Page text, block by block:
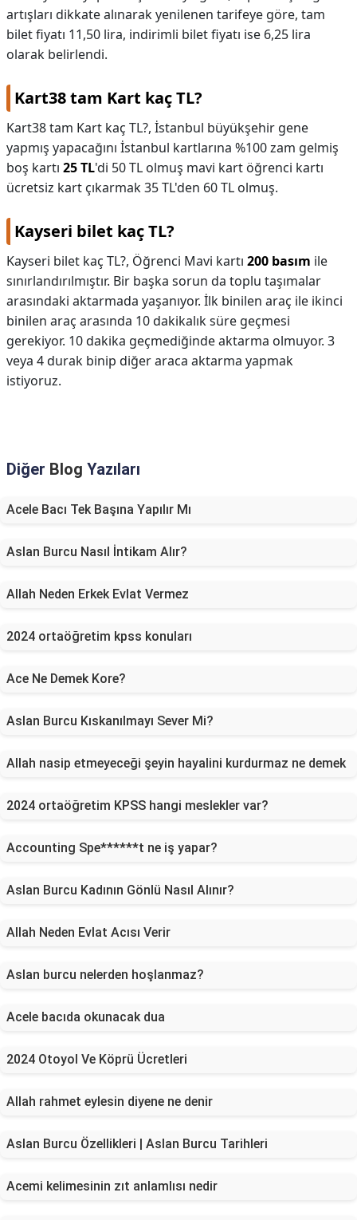
artışları dikkate alınarak yenilenen tarifeye göre, tam
bilet fiyatı 11,50 lira, indirimli bilet fiyatı ise 6,25 lira
olarak belirlendi.
Kart38 tam Kart kaç TL?
Kart38 tam Kart kaç TL?, İstanbul büyükşehir gene
yapmış yapacağını İstanbul kartlarına %100 zam gelmiş
boş kartı 25 TL'di 50 TL olmuş mavi kart öğrenci kartı
ücretsiz kart çıkarmak 35 TL'den 60 TL olmuş.
Kayseri bilet kaç TL?
Kayseri bilet kaç TL?, Öğrenci Mavi kartı 200 basım ile
sınırlandırılmıştır. Bir başka sorun da toplu taşımalar
arasındaki aktarmada yaşanıyor. İlk binilen araç ile ikinci
binilen araç arasında 10 dakikalık süre geçmesi
gerekiyor. 10 dakika geçmediğinde aktarma olmuyor. 3
veya 4 durak binip diğer araca aktarma yapmak
istiyoruz.
Diğer Blog Yazıları
Acele Bacı Tek Başına Yapılır Mı
Aslan Burcu Nasıl İntikam Alır?
Allah Neden Erkek Evlat Vermez
2024 ortaöğretim kpss konuları
Ace Ne Demek Kore?
Aslan Burcu Kıskanılmayı Sever Mi?
Allah nasip etmeyeceği şeyin hayalini kurdurmaz ne demek
2024 ortaöğretim KPSS hangi meslekler var?
Accounting Spe******t ne iş yapar?
Aslan Burcu Kadının Gönlü Nasıl Alınır?
Allah Neden Evlat Acısı Verir
Aslan burcu nelerden hoşlanmaz?
Acele bacıda okunacak dua
2024 Otoyol Ve Köprü Ücretleri
Allah rahmet eylesin diyene ne denir
Aslan Burcu Özellikleri | Aslan Burcu Tarihleri
Acemi kelimesinin zıt anlamlısı nedir